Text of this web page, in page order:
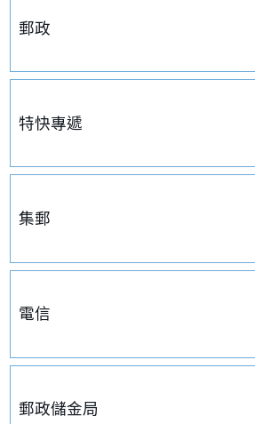
郵政
特快專遞
集郵
電信
郵政儲金局